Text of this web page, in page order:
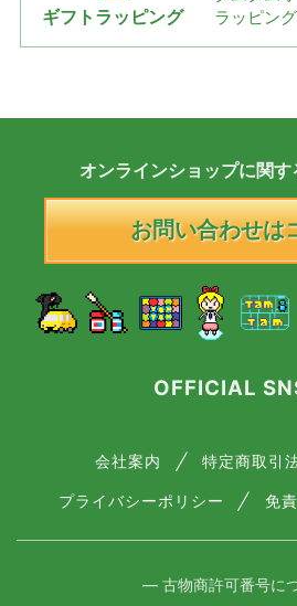
ギフトラッピング
ラッピング
オンラインショップに関す
お問い合わせは
OFFICIAL
会社案内 特定商取引
プライバシーポリシー 免
― 古物商許可番号に